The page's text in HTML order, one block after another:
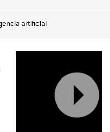
artificial